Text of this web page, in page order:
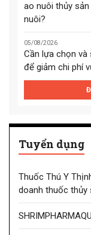
ao nuôi thủy
nuôi?
05/08/2026
Cần lựa chọn
để giảm chi phí
Tuyển dụng
Thuốc Thú Y
doanh thuốc thủy